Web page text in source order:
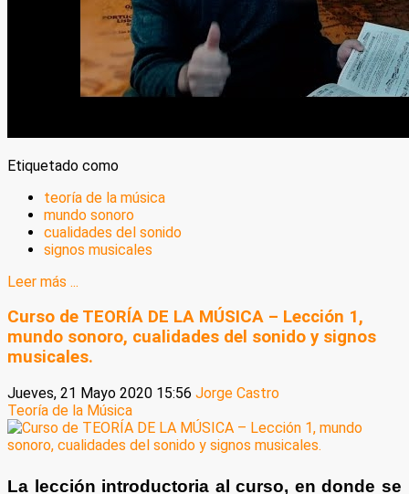
Etiquetado como
teoría de la música
mundo sonoro
cualidades del sonido
signos musicales
Leer más ...
Curso de TEORÍA DE LA MÚSICA – Lección 1,
mundo sonoro, cualidades del sonido y signos
musicales.
Jueves, 21 Mayo 2020 15:56 Jorge Castro
Teoría de la Música
La lección introductoria al curso, en donde se